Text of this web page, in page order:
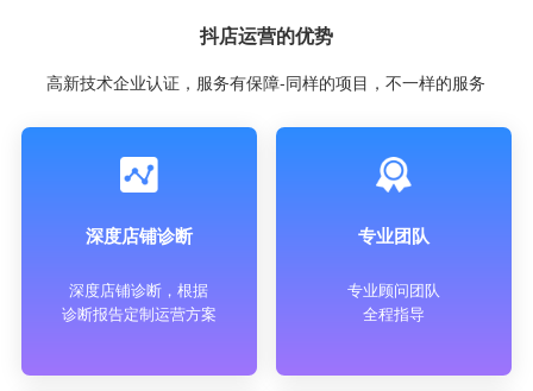
抖店运营的优势
高新技术企业认证，服务有保障-同样的项目，不一样的服务
深度店铺诊断
深度店铺诊断，根据
诊断报告定制运营方案
专业团队
专业顾问团队
全程指导